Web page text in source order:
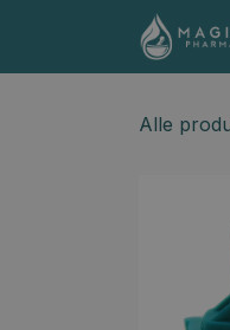
Overslaan naar inhoud
Alle